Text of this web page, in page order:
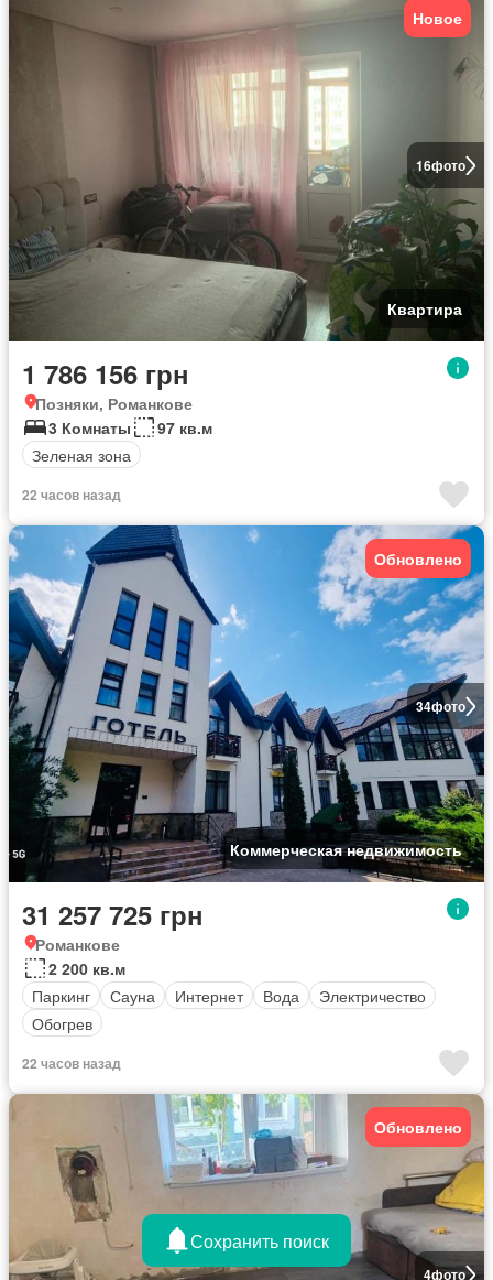
16фото
Новое
Квартира
1 786 156 грн
Позняки, Романкове
3 Комнаты
97 кв.м
Зеленая зона
22 часов назад
34фото
Обновлено
Коммерческая недвижимость
31 257 725 грн
Романкове
2 200 кв.м
Паркинг
Сауна Интернет Вода
Электричество
Обогрев
22 часов назад
4фото
Обновлено
Сохранить поиск